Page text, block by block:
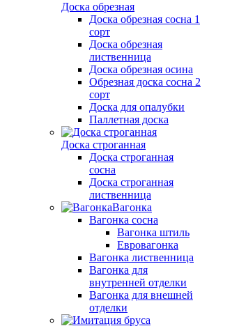
Доска обрезная
Доска обрезная сосна 1
сорт
Доска обрезная
лиственница
Доска обрезная осина
Обрезная доска сосна 2
сорт
Доска для опалубки
Паллетная доска
Доска строганная
Доска строганная
сосна
Доска строганная
лиственница
Вагонка
Вагонка сосна
Вагонка штиль
Евровагонка
Вагонка лиственница
Вагонка для
внутренней отделки
Вагонка для внешней
отделки